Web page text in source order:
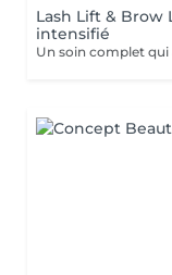
Lash Lift & Brow
intensifié